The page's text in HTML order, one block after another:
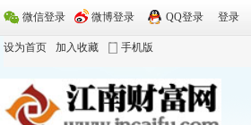
微信登录 微博登录 QQ登录 登录
设为首页 加入收藏 手机版